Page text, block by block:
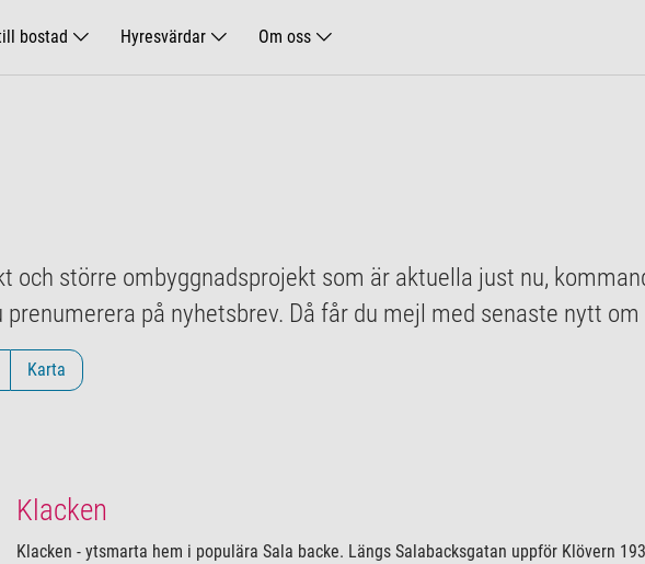
bostad Hyresvärdar Om oss
och större ombyggnadsprojekt som är aktuella just nu,
på nyhetsbrev. Då får du mejl med senaste nytt
Karta
Klacken
Klacken - ytsmarta hem i populära Sala backe. Längs Salabacksgatan uppför Klövern